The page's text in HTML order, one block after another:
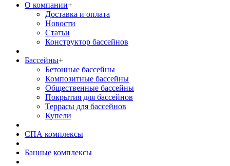
О компании+
Доставка и оплата
Новости
Статьи
Конструктор бассейнов
Бассейны+
Бетонные бассейны
Композитные бассейны
Общественные бассейны
Покрытия для бассейнов
Террасы для бассейнов
Купели
СПА комплексы
Банные комплексы